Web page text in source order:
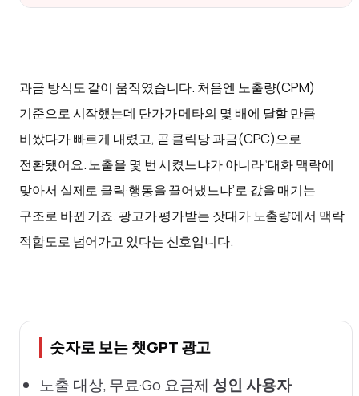
과금 방식도 같이 움직였습니다. 처음엔 노출량(CPM)
기준으로 시작했는데 단가가 메타의 몇 배에 달할 만큼
비쌌다가 빠르게 내렸고, 곧 클릭당 과금(CPC)으로
전환됐어요. 노출을 몇 번 시켰느냐가 아니라 ‘대화 맥락에
맞아서 실제로 클릭·행동을 끌어냈느냐’로 값을 매기는
구조로 바뀐 거죠. 광고가 평가받는 잣대가 노출량에서 맥락
적합도로 넘어가고 있다는 신호입니다.
숫자로 보는 챗GPT 광고
노출 대상, 무료·Go 요금제 성인 사용자